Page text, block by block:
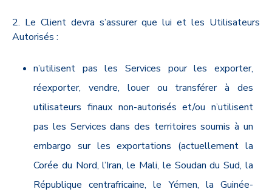
2. Le Client devra s’assurer que lui et les Utilisateurs
Autorisés :
n’utilisent pas les Services pour les exporter,
réexporter, vendre, louer ou transférer à des
utilisateurs finaux non-autorisés et/ou n’utilisent
pas les Services dans des territoires soumis à un
embargo sur les exportations (actuellement la
Corée du Nord, l’Iran, le Mali, le Soudan du Sud, la
République centrafricaine, le Yémen, la Guinée-